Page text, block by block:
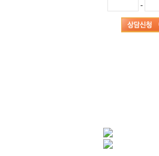
-